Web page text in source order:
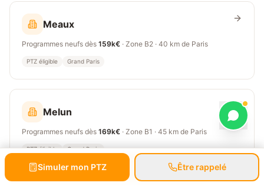
Meaux
Programmes neufs dès 159k€ · Zone B2 · 40 km de Paris
PTZ éligible Grand Paris
Melun
Programmes neufs dès 169k€ · Zone B1 · 45 km de Paris
PTZ éligible Grand Paris
Prendre RDV gratuit
Simuler mon PTZ Être rappelé